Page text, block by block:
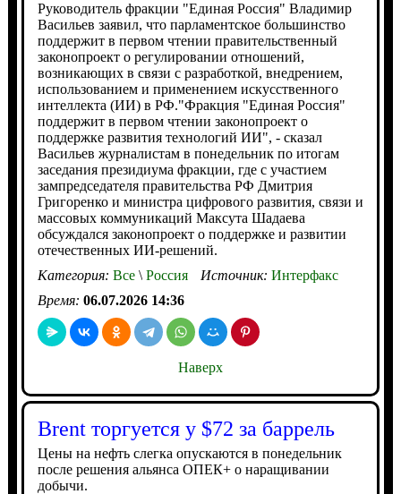
Руководитель фракции "Единая Россия" Владимир
Васильев заявил, что парламентское большинство
поддержит в первом чтении правительственный
законопроект о регулировании отношений,
возникающих в связи с разработкой, внедрением,
использованием и применением искусственного
интеллекта (ИИ) в РФ."Фракция "Единая Россия"
поддержит в первом чтении законопроект о
поддержке развития технологий ИИ", - сказал
Васильев журналистам в понедельник по итогам
заседания президиума фракции, где с участием
зампредседателя правительства РФ Дмитрия
Григоренко и министра цифрового развития, связи и
массовых коммуникаций Максута Шадаева
обсуждался законопроект о поддержке и развитии
отечественных ИИ-решений.
Категория: Все\Россия Источник: Интерфакс
Время: 06.07.2026 14:36
Наверх
Brent торгуется у $72 за баррель
Цены на нефть слегка опускаются в понедельник
после решения альянса ОПЕК+ о наращивании
добычи.